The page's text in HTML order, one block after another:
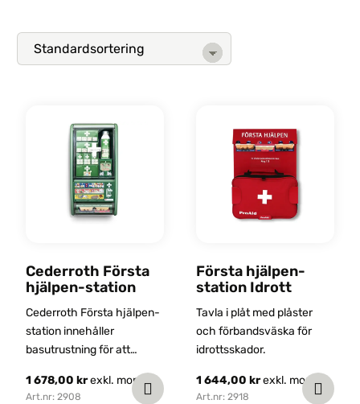
Cederroth Första
hjälpen-station
Cederroth Första hjälpen-
station innehåller
basutrustning för att
och sår på till exempel
1 678,00krexkl. moms
Art.nr: 2908
Första hjälpen-
station Idrott
Tavla i plåt med plåster
och förbandsväska för
idrottsskador.
1 644,00 krexkl. moms
Art.nr: 2918